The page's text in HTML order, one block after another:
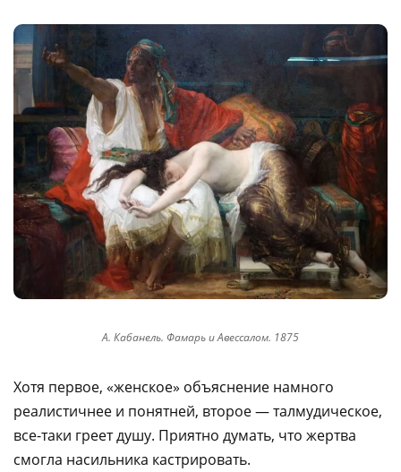
А. Кабанель. Фамарь и Авессалом. 1875
Хотя первое, «женское» объяснение намного
реалистичнее и понятней, второе — талмудическое,
все-таки греет душу. Приятно думать, что жертва
смогла насильника кастрировать.